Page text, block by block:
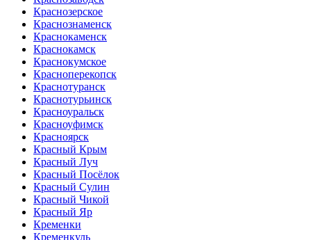
Краснозерское
Краснознаменск
Краснокаменск
Краснокамск
Краснокумское
Красноперекопск
Краснотуранск
Краснотурьинск
Красноуральск
Красноуфимск
Красноярск
Красный Крым
Красный Луч
Красный Посёлок
Красный Сулин
Красный Чикой
Красный Яр
Кременки
Кременкуль